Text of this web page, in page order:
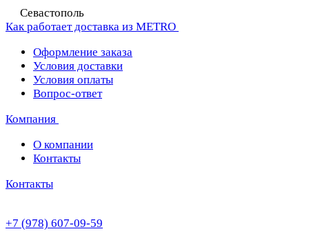
Севастополь
Как работает доставка из METRO
Оформление заказа
Условия доставки
Условия оплаты
Вопрос-ответ
Компания
О компании
Контакты
Контакты
+7 (978) 607-09-59